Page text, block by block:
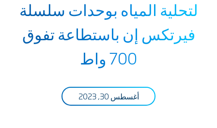
لتحلية المياه بوحدات سلسلة
فيرتكس إن باستطاعة تفوق
700 واط
أغسطس 30, 2023